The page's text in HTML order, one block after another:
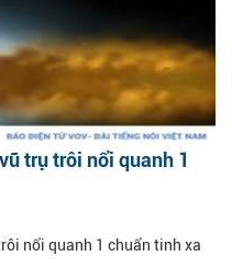
trụ trôi nổi quanh 1
nổi quanh 1 chuẩn tinh xa